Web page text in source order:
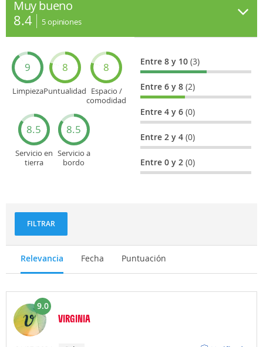
Muy bueno
8.4 5opiniones
9
Limpieza
8
Puntualidad
8
Espacio /
comodidad
8.5
Servicio en
tierra
8.5
Servicio a
bordo
Entre 8 y 10(3)
Entre 6 y 8(2)
Entre 4 y 6(0)
Entre 2 y 4(0)
Entre 0 y 2(0)
FILTRAR
Relevancia Fecha Puntuación
9.0
VIRGINIA